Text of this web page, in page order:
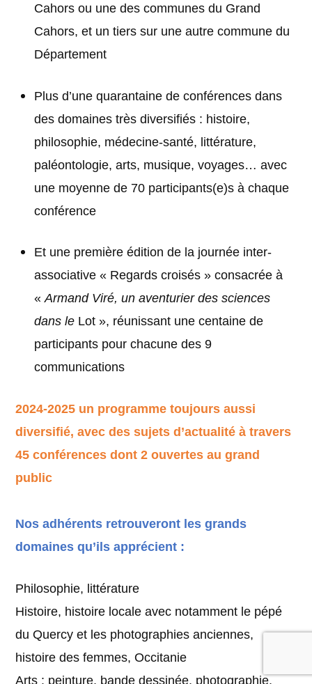
Cahors ou une des communes du Grand
Cahors, et un tiers sur une autre commune du
Département
Plus d’une quarantaine de conférences dans
des domaines très diversifiés : histoire,
philosophie, médecine-santé, littérature,
paléontologie, arts, musique, voyages… avec
une moyenne de 70 participants(e)s à chaque
conférence
Et une première édition de la journée inter-
associative « Regards croisés » consacrée à
«Armand Viré, un aventurier des sciences
dans le Lot », réunissant une centaine de
participants pour chacune des 9
communications
2024-2025 un programme toujours aussi
diversifié, avec des sujets d’actualité à travers
45 conférences dont 2 ouvertes au grand
public
Nos adhérents retrouveront les grands
domaines qu’ils apprécient :
Philosophie, littérature
Histoire, histoire locale avec notamment le pépé
du Quercy et les photographies anciennes,
histoire des femmes, Occitanie
Arts : peinture, bande dessinée, photographie,